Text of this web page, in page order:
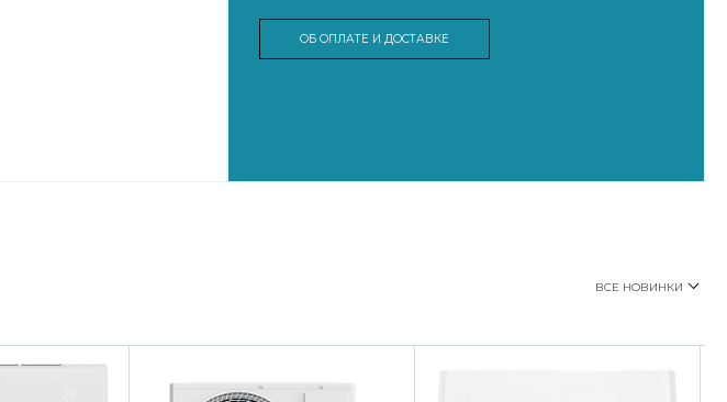
ОБ ОПЛАТЕ И ДОСТАВКЕ
ВСЕ НОВИНКИ